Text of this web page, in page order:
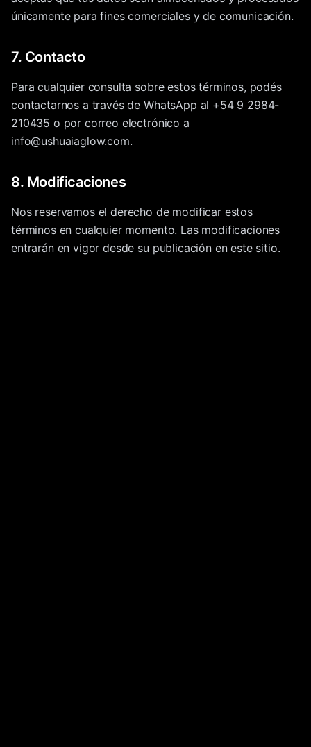
únicamente para fines comerciales y de comunicación.
7. Contacto
Para cualquier consulta sobre estos términos, podés
contactarnos a través de WhatsApp al +54 9 2984-
210435 o por correo electrónico a
info@ushuaiaglow.com.
8. Modificaciones
Nos reservamos el derecho de modificar estos
términos en cualquier momento. Las modificaciones
entrarán en vigor desde su publicación en este sitio.